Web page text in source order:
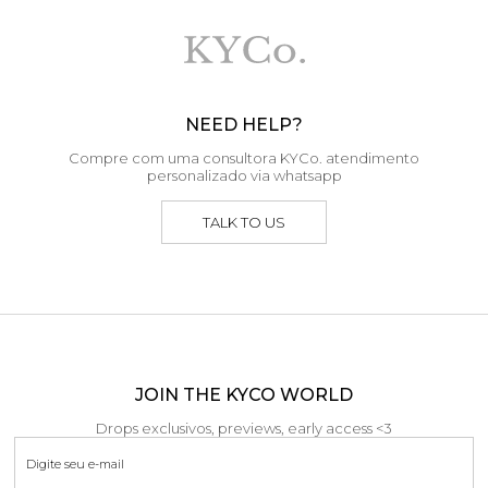
NEED HELP?
Compre com uma consultora KYCo. atendimento
personalizado via whatsapp
TALK TO US
JOIN THE KYCO WORLD
Drops exclusivos, previews, early access <3